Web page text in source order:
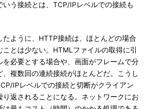
う接続とは、TCP/IPレベルでの接続も
ように、HTTP接続は、ほとんどの場合
とは少ない。HTMLファイルの取得に引
を必要とする場合や、画面がフレームで分
複数回の連続接続がほとんどだ。こうし
IPレベルでの接続と切断がクライアン
り返されることになる。ネットワークにお